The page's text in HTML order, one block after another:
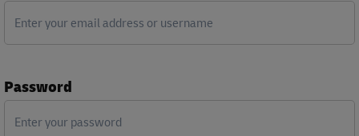
Password